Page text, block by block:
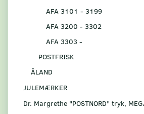
AFA 3101 - 3199
AFA 3200 - 3302
AFA 3303 -
POSTFRISK
ÅLAND
JULEMÆRKER
Dr. Margrethe "POSTNORD" tryk,